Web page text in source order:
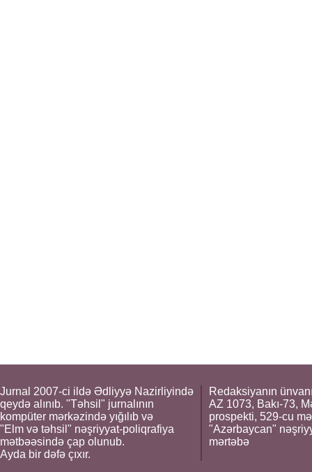
Jurnal 2007-ci ildə Ədliyyə Nazirliyində
qeydə alınıb. "Təhsil" jurnalının
kompüter mərkəzində yığılıb və
"Elm və təhsil" nəşriyyat-poliqrafiya
mətbəəsində çap olunub.
Ayda bir dəfə çıxır.
Redaksiyanın
AZ 1073, Bakı-73,
prospekti, 529-cu
"Azərbaycan"
mərtəbə